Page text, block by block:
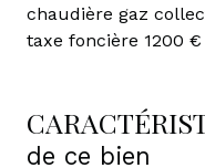
chaudière gaz
taxe foncière 1200 €
de ce bien